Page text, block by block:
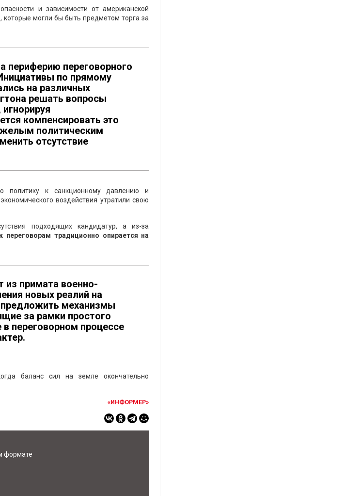
и зависимости от американской
которые могли бы быть предметом торга за
периферию переговорного
по прямому
на различных
решать вопросы
компенсировать это
политическим
отсутствие
политику к санкционному давлению и
воздействия утратили свою
подходящих кандидатур, а из-за
переговорам традиционно опирается на
из примата военно-
новых реалий на
механизмы
за рамки простого
переговорном процессе
баланс сил на земле окончательно
«ИНФОРМЕР»
формате